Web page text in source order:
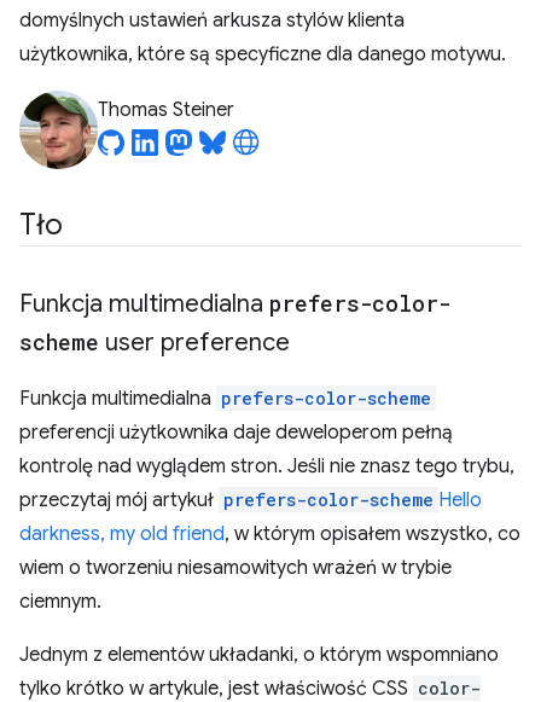
domyślnych ustawień arkusza stylów klienta
użytkownika, które są specyficzne dla danego motywu.
Thomas Steiner
Tło
Funkcja multimedialna prefers-color-
scheme user preference
Funkcja multimedialna prefers-color-scheme
preferencji użytkownika daje deweloperom pełną
kontrolę nad wyglądem stron. Jeśli nie znasz tego trybu,
przeczytaj mój artykuł prefers-color-scheme Hello
darkness, my old friend, w którym opisałem wszystko, co
wiem o tworzeniu niesamowitych wrażeń w trybie
ciemnym.
Jednym z elementów układanki, o którym wspomniano
tylko krótko w artykule, jest właściwość CSS color-